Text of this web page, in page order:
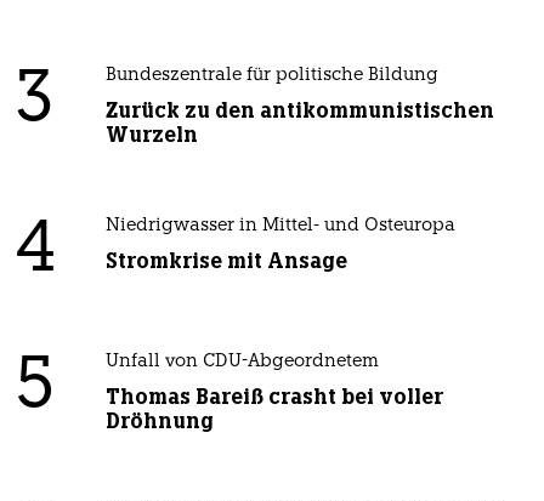
3 Bundeszentrale für politische Bildung
Zurück zu den antikommunistischen
Wurzeln
4 Niedrigwasser in Mittel- und Osteuropa
Stromkrise mit Ansage
5 Unfall von CDU-Abgeordnetem
Thomas Bareiß crasht bei voller
Dröhnung